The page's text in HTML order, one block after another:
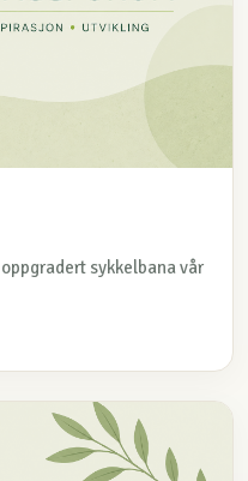
sykkelbana vår